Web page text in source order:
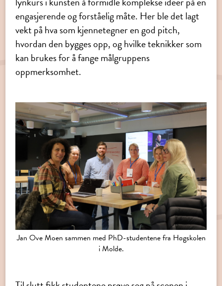
engasjerende og forståelig måte. Her ble det lagt
vekt på hva som kjennetegner en god pitch,
hvordan den bygges opp, og hvilke teknikker som
kan brukes for å fange målgruppens
oppmerksomhet.
Jan Ove Moen sammen med PhD-studentene fra Høgskolen
i Molde.